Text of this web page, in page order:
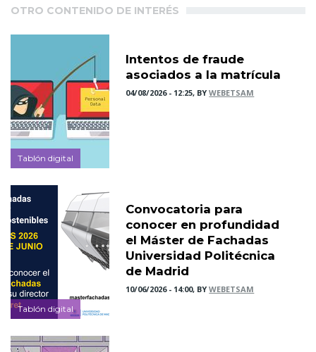
OTRO CONTENIDO DE INTERÉS
Tablón digital
Intentos de fraude
asociados a la matrícula
04/08/2026 - 12:25, BYWEBETSAM
Tablón digital
Convocatoria para
conocer en profundidad
el Máster de Fachadas
Universidad Politécnica
de Madrid
10/06/2026 - 14:00, BYWEBETSAM